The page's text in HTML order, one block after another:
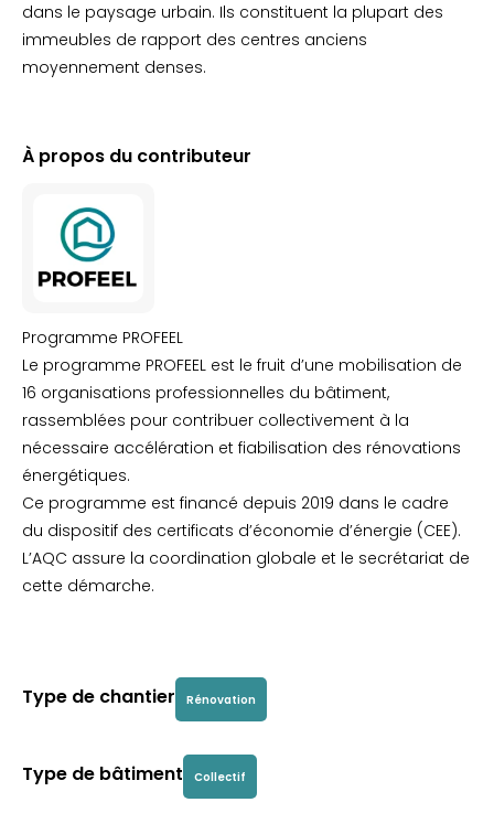
dans le paysage urbain. Ils constituent la plupart des
immeubles de rapport des centres anciens
moyennement denses.
À propos du contributeur
Programme PROFEEL
Le programme PROFEEL est le fruit d’une mobilisation de
16 organisations professionnelles du bâtiment,
rassemblées pour contribuer collectivement à la
nécessaire accélération et fiabilisation des rénovations
énergétiques.
Ce programme est financé depuis 2019 dans le cadre
du dispositif des certificats d’économie d’énergie (CEE).
L’AQC assure la coordination globale et le secrétariat de
cette démarche.
Type de chantier Rénovation
Type de bâtiment Collectif